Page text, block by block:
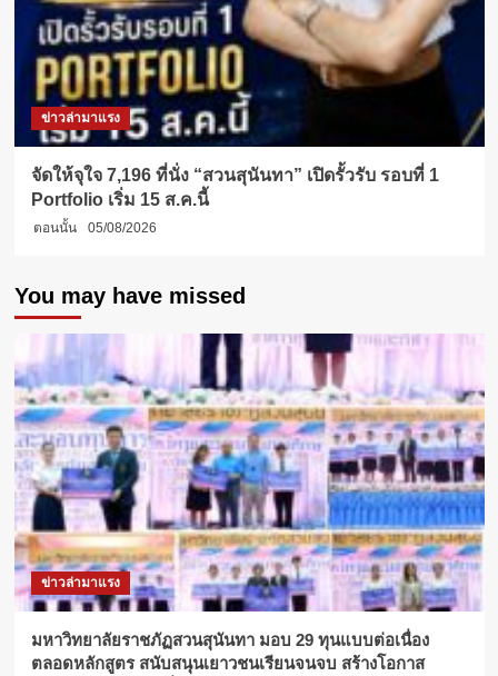
ข่าวล่ามาแรง
จัดให้จุใจ 7,196 ที่นั่ง “สวนสุนันทา” เปิดรั้วรับ รอบที่ 1
Portfolio เริ่ม 15 ส.ค.นี้
ตอนนั้น 05/08/2026
You may have missed
ข่าวล่ามาแรง
มหาวิทยาลัยราชภัฏสวนสุนันทา มอบ 29 ทุนแบบต่อเนื่อง
ตลอดหลักสูตร สนับสนุนเยาวชนเรียนจนจบ สร้างโอกาส